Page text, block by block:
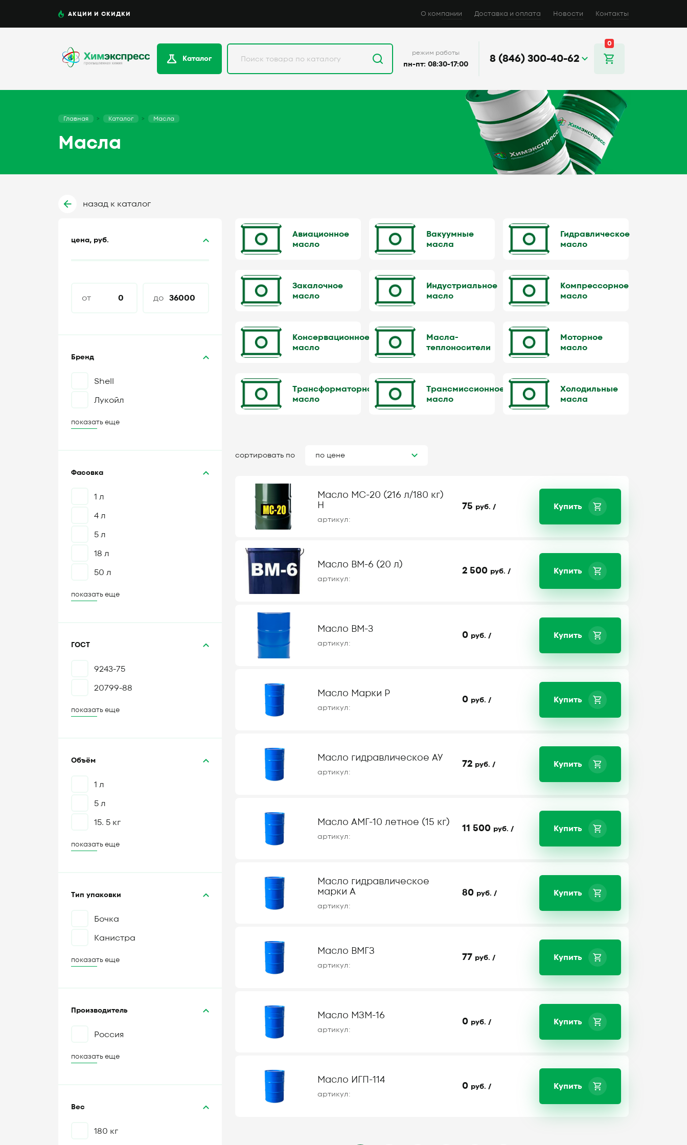
АКЦИИ И СКИДКИ О компании Доставка и оплата Новости Контакты
Каталог
режим работы
пн-пт: 08:30-17:00 8 (846) 300-40-62
0
Главная Каталог Масла
Масла
назад к каталог
цена, руб.
от до
Бренд
Shell
Лукойл
показать еще
Фасовка
1 л
4 л
5 л
18 л
50 л
показать еще
ГОСТ
9243-75
20799-88
показать еще
Объём
1 л
5 л
15. 5 кг
показать еще
Тип упаковки
Бочка
Канистра
показать еще
Производитель
Россия
показать еще
Вес
180 кг
Авиационное
масло
Вакуумные
масла
Гидравлическое
масло
Закалочное
масло
Индустриальное
масло
Компрессорное
масло
Консервационное
масло
Масла-
теплоносители
Моторное
масло
Трансформаторное
масло
Трансмиссионное
масло
Холодильные
масла
сортировать по по цене
Масло МС-20 (216 л/180 кг)
Н
артикул:
75 руб. / Купить
Масло ВМ-6 (20 л)
артикул:
2 500 руб. / Купить
Масло ВМ-3
артикул:
0 руб. / Купить
Масло Марки Р
артикул:
0 руб. / Купить
Масло гидравлическое АУ
артикул:
72 руб. / Купить
Масло АМГ-10 летное (15 кг)
артикул:
11 500 руб. / Купить
Масло гидравлическое
марки А
артикул:
80 руб. / Купить
Масло ВМГЗ
артикул:
77 руб. / Купить
Масло МЗМ-16
артикул:
0 руб. / Купить
Масло ИГП-114
артикул:
0 руб. / Купить